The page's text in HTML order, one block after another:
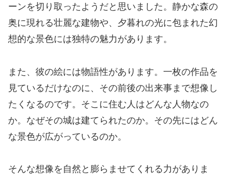
ーンを切り取ったようだと思いました。静かな森の
奥に現れる壮麗な建物や、夕暮れの光に包まれた幻
想的な景色には独特の魅力があります。
また、彼の絵には物語性があります。一枚の作品を
見ているだけなのに、その前後の出来事まで想像し
たくなるのです。そこに住む人はどんな人物なの
か。なぜその城は建てられたのか。その先にはどん
な景色が広がっているのか。
そんな想像を自然と膨らませてくれる力がありま